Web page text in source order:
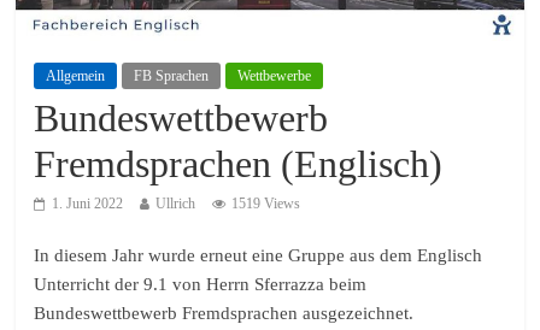
Allgemein FB Sprachen Wettbewerbe
Bundeswettbewerb
Fremdsprachen (Englisch)
1. Juni 2022 Ullrich 1519 Views
In diesem Jahr wurde erneut eine Gruppe aus dem Englisch
Unterricht der 9.1 von Herrn Sferrazza beim
Bundeswettbewerb Fremdsprachen ausgezeichnet.